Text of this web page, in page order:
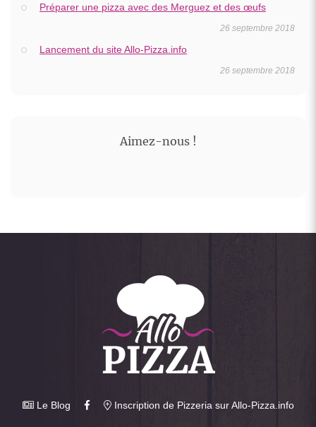
Préparer une pizza avec des Merguez et des œufs
26 septembre 2018
Lancement du site Allo-Pizza.info
26 septembre 2018
Aimez-nous !
Le Blog Inscription de Pizzeria sur Allo-Pizza.info